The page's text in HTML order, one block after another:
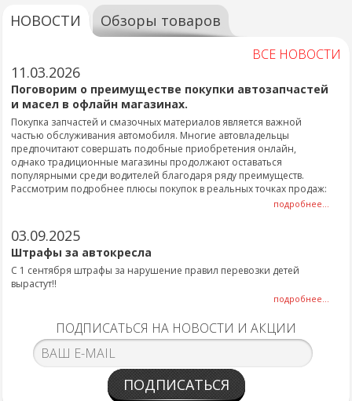
НОВОСТИ Обзоры товаров
ВСЕ НОВОСТИ
11.03.2026
Поговорим о преимуществе покупки автозапчастей
и масел в офлайн магазинах.
Покупка запчастей и смазочных материалов является важной
частью обслуживания автомобиля. Многие автовладельцы
предпочитают совершать подобные приобретения онлайн,
однако традиционные магазины продолжают оставаться
популярными среди водителей благодаря ряду преимуществ.
Рассмотрим подробнее плюсы покупок в реальных точках продаж:
подробнее...
03.09.2025
Штрафы за автокресла
С 1 сентября штрафы за нарушение правил перевозки детей
вырастут!!
подробнее...
ПОДПИСАТЬСЯ НА НОВОСТИ И АКЦИИ
ПОДПИСАТЬСЯ